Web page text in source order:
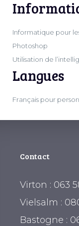
Informatique pour
Photoshop
Utilisation de
Langues
Français pour
Contact
Virton : 063
Vielsalm :
Bastogne :